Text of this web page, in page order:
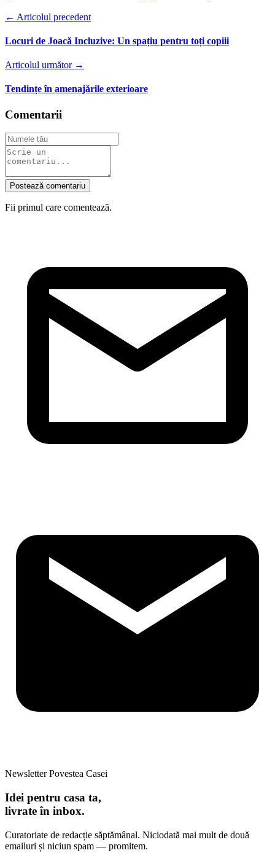
← Articolul precedent
Locuri de Joacă Incluzive: Un spațiu pentru toți copiii
Articolul următor →
Tendințe în amenajările exterioare
Comentarii
Postează comentariu
Fii primul care comentează.
Newsletter Povestea Casei
Idei pentru casa ta,
livrate în inbox.
Curatoriate de redacție săptămânal. Niciodată mai mult de două
emailuri și niciun spam — promitem.